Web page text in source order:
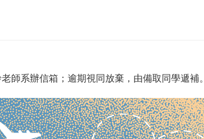
師系辦信箱；逾期視同放棄，由備取同學遞補。